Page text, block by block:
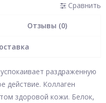
Сравнить
Отзывы (0)
раздраженную
действие. Коллаген
здоровой кожи. Белок,